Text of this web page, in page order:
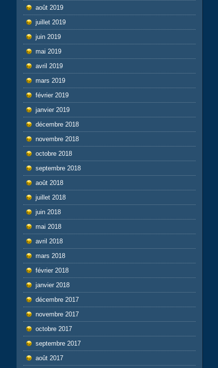
août 2019
juillet 2019
juin 2019
mai 2019
avril 2019
mars 2019
février 2019
janvier 2019
décembre 2018
novembre 2018
octobre 2018
septembre 2018
août 2018
juillet 2018
juin 2018
mai 2018
avril 2018
mars 2018
février 2018
janvier 2018
décembre 2017
novembre 2017
octobre 2017
septembre 2017
août 2017